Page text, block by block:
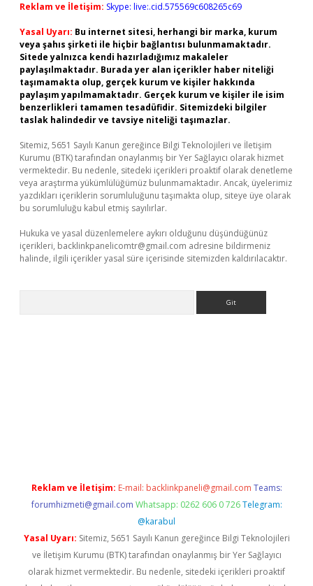
Reklam ve İletişim: Skype: live:.cid.575569c608265c69
Yasal Uyarı: Bu internet sitesi, herhangi bir marka, kurum
veya şahıs şirketi ile hiçbir bağlantısı bulunmamaktadır.
Sitede yalnızca kendi hazırladığımız makaleler
paylaşılmaktadır. Burada yer alan içerikler haber niteliği
taşımamakta olup, gerçek kurum ve kişiler hakkında
paylaşım yapılmamaktadır. Gerçek kurum ve kişiler ile isim
benzerlikleri tamamen tesadüfidir. Sitemizdeki bilgiler
taslak halindedir ve tavsiye niteliği taşımazlar.
Sitemiz, 5651 Sayılı Kanun gereğince Bilgi Teknolojileri ve İletişim
Kurumu (BTK) tarafından onaylanmış bir Yer Sağlayıcı olarak hizmet
vermektedir. Bu nedenle, sitedeki içerikleri proaktif olarak denetleme
veya araştırma yükümlülüğümüz bulunmamaktadır. Ancak, üyelerimiz
yazdıkları içeriklerin sorumluluğunu taşımakta olup, siteye üye olarak
bu sorumluluğu kabul etmiş sayılırlar.
Hukuka ve yasal düzenlemelere aykırı olduğunu düşündüğünüz
içerikleri, backlinkpanelicomtr@gmail.com adresine bildirmeniz
halinde, ilgili içerikler yasal süre içerisinde sitemizden kaldırılacaktır.
Reklam ve İletişim: E-mail: backlinkpaneli@gmail.com Teams:
forumhizmeti@gmail.com Whatsapp: 0262 606 0 726 Telegram:
@karabul
Yasal Uyarı: Sitemiz, 5651 Sayılı Kanun gereğince Bilgi Teknolojileri
ve İletişim Kurumu (BTK) tarafından onaylanmış bir Yer Sağlayıcı
olarak hizmet vermektedir. Bu nedenle, sitedeki içerikleri proaktif